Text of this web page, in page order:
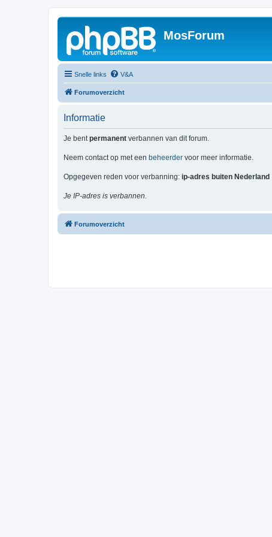
MosForum
Snelle links V&A
Forumoverzicht
Informatie
Je bentpermanent verbannen van dit forum.
Neem contact op met een beheerder voor meer informatie.
Opgegeven reden voor verbanning: ip-adres buiten Nederland
Je IP-adres is verbannen.
Forumoverzicht